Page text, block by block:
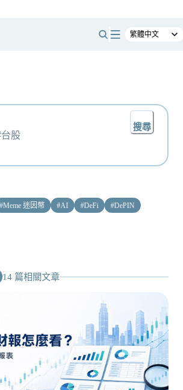
搜尋
#Meme 迷因幣 #AI #DeFi #DePIN
14 篇相關文章